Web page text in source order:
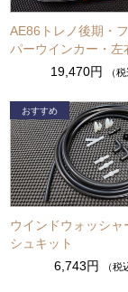
AE86トレノ後期・
パーウインカー・左
19,470円
（
ウインドウォッシャ
シュキット
6,743円
（税